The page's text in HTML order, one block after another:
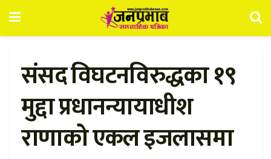
संसद विघटनविरुद्धका १९
मुद्दा प्रधानन्यायाधीश
राणाको एकल इजलासमा